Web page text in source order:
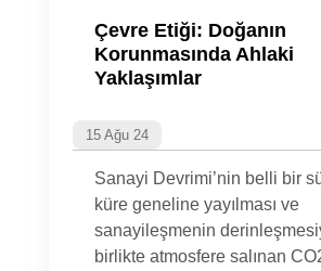
Çevre Etiği: Doğanın
Korunmasında Ahlaki
Yaklaşımlar
15 Ağu 24
Sanayi Devrimi’nin belli bir
küre geneline yayılması ve
sanayileşmenin
birlikte atmosfere salınan